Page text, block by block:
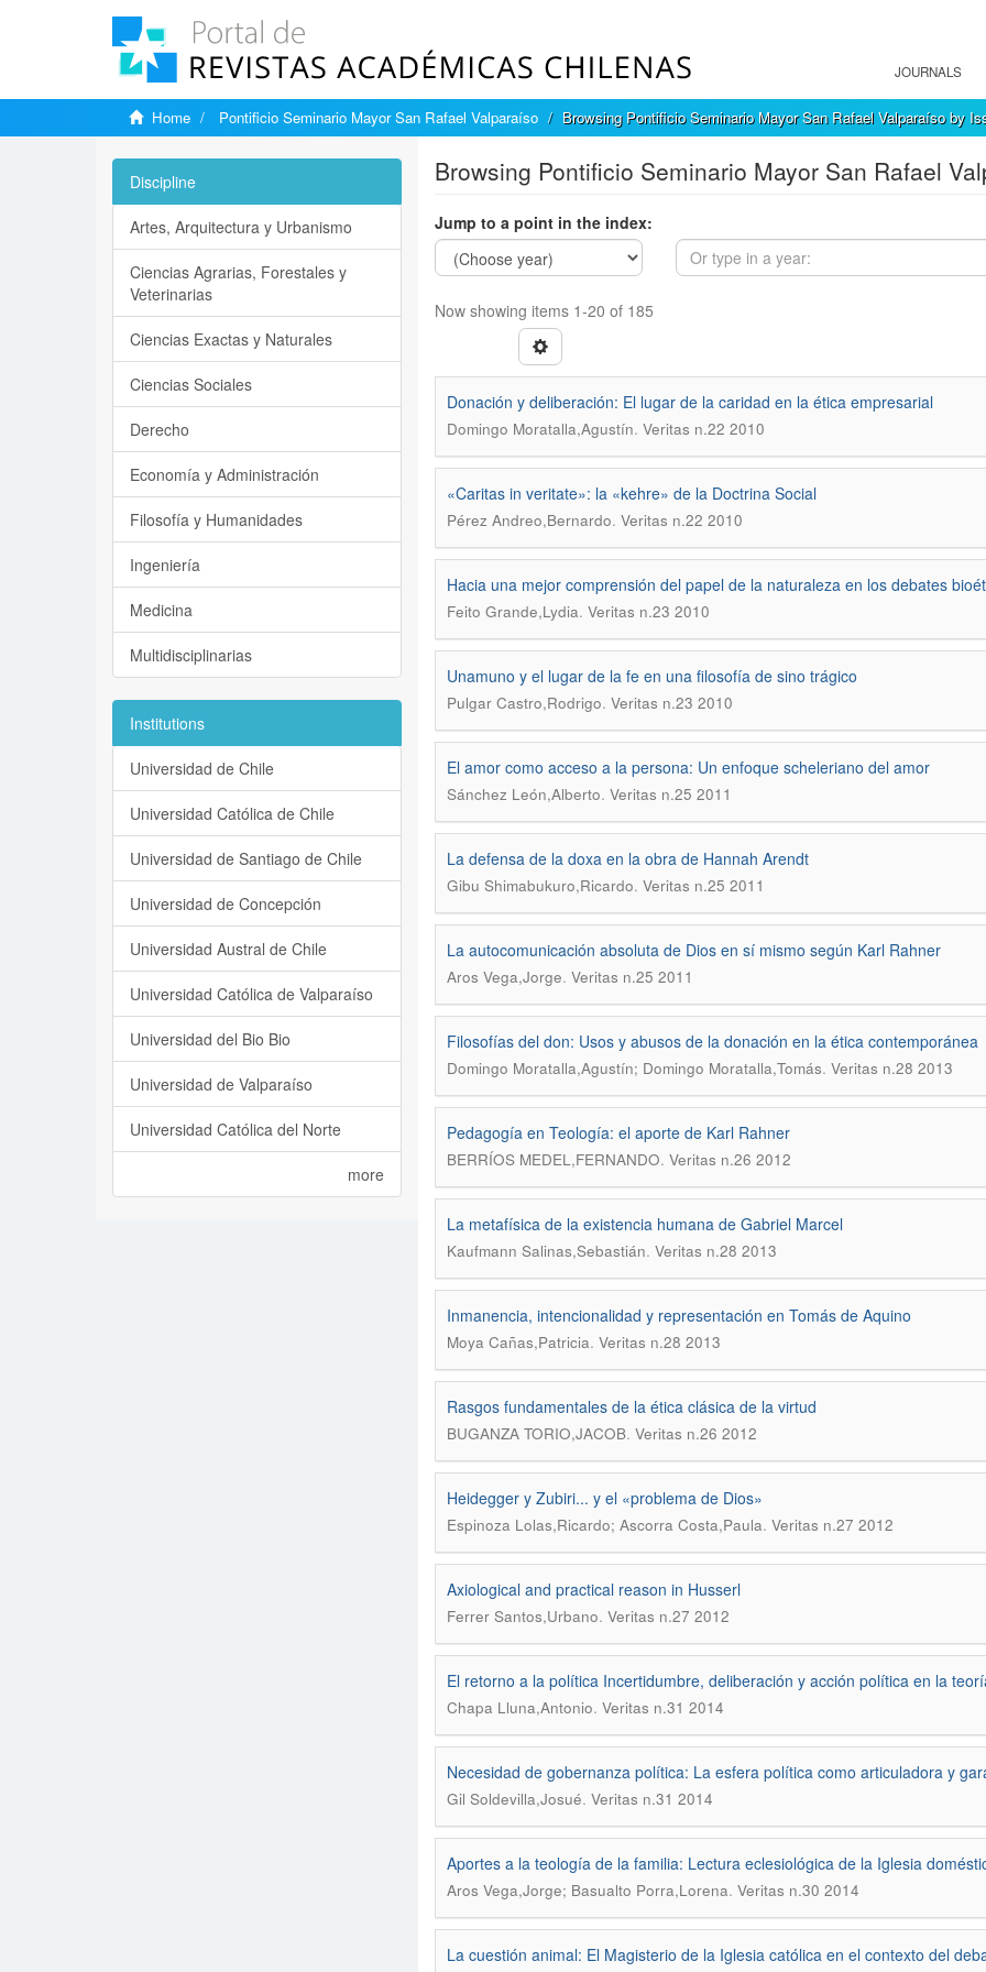
JOURNALS
Home Pontificio Seminario Mayor San Rafael Valparaíso Browsing Pontificio Seminario Mayor San Rafael Valparaíso by
Browsing Pontificio Seminario Mayor San Rafael
Jump to a point in the index:
Now showing items 1-20 of 185
Donación y deliberación: El lugar de la caridad en la ética empresarial
Domingo Moratalla,Agustín. Veritas n.22 2010
«Caritas in veritate»: la «kehre» de la Doctrina Social
Pérez Andreo,Bernardo. Veritas n.22 2010
Hacia una mejor comprensión del papel de la naturaleza en los debates
Feito Grande,Lydia. Veritas n.23 2010
Unamuno y el lugar de la fe en una filosofía de sino trágico
Pulgar Castro,Rodrigo. Veritas n.23 2010
El amor como acceso a la persona: Un enfoque scheleriano del amor
Sánchez León,Alberto. Veritas n.25 2011
La defensa de la doxa en la obra de Hannah Arendt
Gibu Shimabukuro,Ricardo. Veritas n.25 2011
La autocomunicación absoluta de Dios en sí mismo según Karl Rahner
Aros Vega,Jorge. Veritas n.25 2011
Filosofías del don: Usos y abusos de la donación en la ética contemporánea
Domingo Moratalla,Agustín; Domingo Moratalla,Tomás. Veritas n.28 2013
Pedagogía en Teología: el aporte de Karl Rahner
BERRÍOS MEDEL,FERNANDO. Veritas n.26 2012
La metafísica de la existencia humana de Gabriel Marcel
Kaufmann Salinas,Sebastián. Veritas n.28 2013
Inmanencia, intencionalidad y representación en Tomás de Aquino
Moya Cañas,Patricia. Veritas n.28 2013
Rasgos fundamentales de la ética clásica de la virtud
BUGANZA TORIO,JACOB. Veritas n.26 2012
Heidegger y Zubiri... y el «problema de Dios»
Espinoza Lolas,Ricardo; Ascorra Costa,Paula. Veritas n.27 2012
Axiological and practical reason in Husserl
Ferrer Santos,Urbano. Veritas n.27 2012
El retorno a la política Incertidumbre, deliberación y acción política en la
Chapa Lluna,Antonio. Veritas n.31 2014
Necesidad de gobernanza política: La esfera política como articuladora y
Gil Soldevilla,Josué. Veritas n.31 2014
Aportes a la teología de la familia: Lectura eclesiológica de la Iglesia
Aros Vega,Jorge; Basualto Porra,Lorena. Veritas n.30 2014
La cuestión animal: El Magisterio de la Iglesia católica en el contexto del
Discipline
Artes, Arquitectura y Urbanismo
Ciencias Agrarias, Forestales y
Veterinarias
Ciencias Exactas y Naturales
Ciencias Sociales
Derecho
Economía y Administración
Filosofía y Humanidades
Ingeniería
Medicina
Multidisciplinarias
Institutions
Universidad de Chile
Universidad Católica de Chile
Universidad de Santiago de Chile
Universidad de Concepción
Universidad Austral de Chile
Universidad Católica de Valparaíso
Universidad del Bio Bio
Universidad de Valparaíso
Universidad Católica del Norte
more